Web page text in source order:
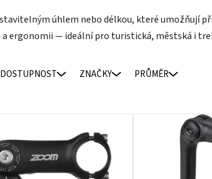
úhlem nebo délkou, které umožňují
ergonomii — ideální pro turistická, městská i
DOSTUPNOST ZNAČKY PRŮMĚR